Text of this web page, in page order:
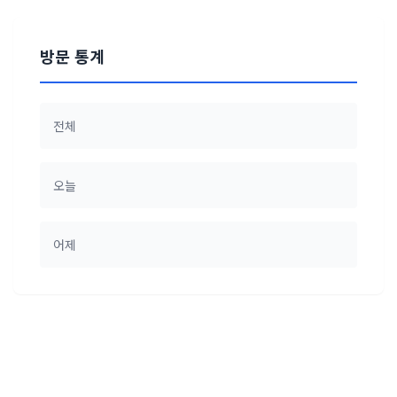
방문 통계
전체
오늘
어제